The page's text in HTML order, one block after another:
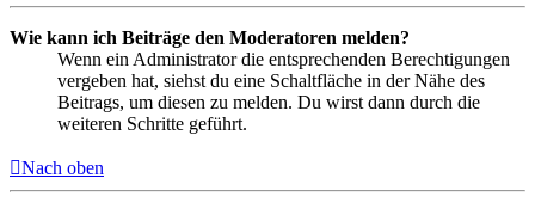
Wie kann ich Beiträge den Moderatoren melden?
Wenn ein Administrator die entsprechenden Berechtigungen
vergeben hat, siehst du eine Schaltfläche in der Nähe des
Beitrags, um diesen zu melden. Du wirst dann durch die
weiteren Schritte geführt.
Nach oben